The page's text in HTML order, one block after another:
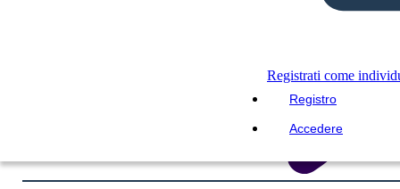
Registrati come
Registro
Accedere